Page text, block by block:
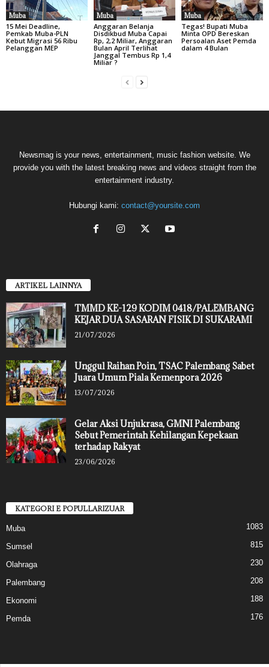
Muba
15 Mei Deadline,
Pemkab Muba-PLN
Kebut Migrasi 56 Ribu
Pelanggan MEP
Muba
Anggaran Belanja
Disdikbud Muba Capai
Rp, 2,2 Miliar, Anggaran
Bulan April Terlihat
Janggal Tembus Rp 1,4
Miliar ?
Muba
Tegas! Bupati Muba
Minta OPD Bereskan
Persoalan Aset Pemda
dalam 4 Bulan
Newsmag is your news, entertainment, music fashion website. We
provide you with the latest breaking news and videos straight from the
entertainment industry.
Hubungi kami: contact@yoursite.com
ARTIKEL LAINNYA
TMMD KE-129 KODIM 0418/PALEMBANG
KEJAR DUA SASARAN FISIK DI SUKARAMI
21/07/2026
Unggul Raihan Poin, TSAC Palembang Sabet
Juara Umum Piala Kemenpora 2026
13/07/2026
Gelar Aksi Unjukrasa, GMNI Palembang
Sebut Pemerintah Kehilangan Kepekaan
terhadap Rakyat
23/06/2026
KATEGORI E POPULLARIZUAR
Muba 1083
Sumsel 815
Olahraga 230
Palembang 208
Ekonomi 188
Pemda 176